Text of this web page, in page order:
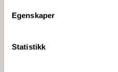
Egenskaper
Statistikk
Bestill Ortomedia